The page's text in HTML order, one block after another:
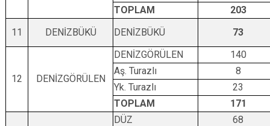
TOPLAM
203
11
DENİZBÜKÜ DENİZBÜKÜ 73
12 DENİZGÖRÜLEN
DENİZGÖRÜLEN
140
Aş. Turazlı
8
Yk. Turazlı
23
TOPLAM
171
DÜZ
68